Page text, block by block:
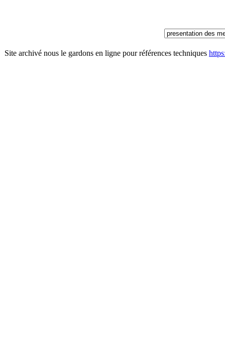
Site archivé nous le gardons en ligne pour références techniques